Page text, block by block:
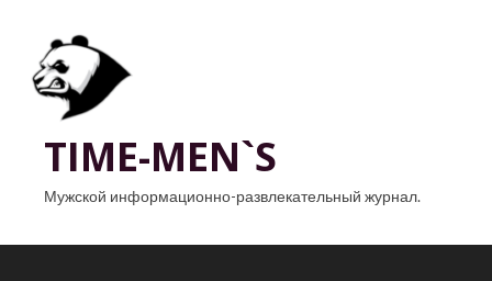
TIME-MEN`S
Мужской информационно-развлекательный журнал.